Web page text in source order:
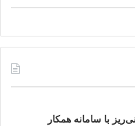
با سامانه همکار